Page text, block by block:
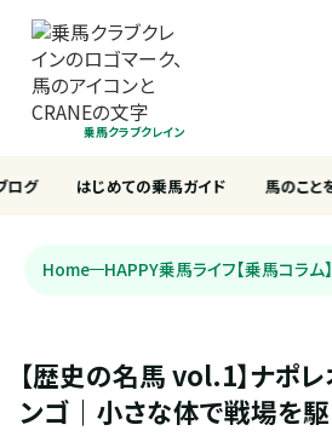
乗馬クラブクレイン
はじめての乗馬ガイド 馬のこと
ログ
Home HAPPY乗馬ライフ【乗馬コラム
【歴史の名馬 vol.1】ナポ
ンゴ｜小さな体で戦場を